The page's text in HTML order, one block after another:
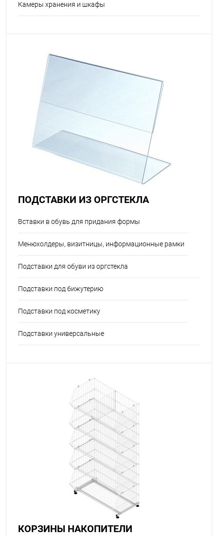
Камеры хранения и шкафы
ПОДСТАВКИ ИЗ ОРГСТЕКЛА
Вставки в обувь для придания формы
Менюхолдеры, визитницы, информационные рамки
Подставки для обуви из оргстекла
Подставки под бижутерию
Подставки под косметику
Подставки универсальные
КОРЗИНЫ НАКОПИТЕЛИ